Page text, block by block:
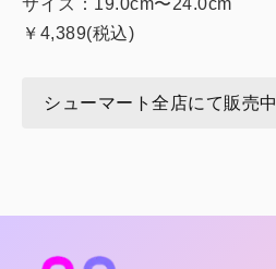
サイズ：19.0cm〜24.0cm
￥4,389(税込)
シューマート全店にて販売中